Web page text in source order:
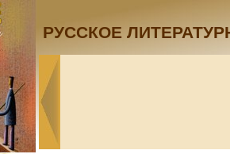
РУССКОЕ